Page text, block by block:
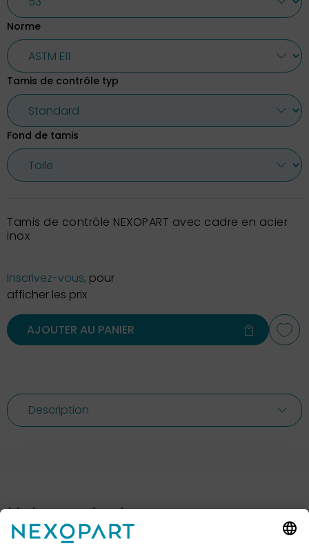
Norme
Tamis de contrôle typ
Fond de tamis
Tamis de contrôle NEXOPART avec cadre en acier
inox
Inscrivez-vous, pour
afficher les prix
AJOUTER AU PANIER
Description
Votre contact avec nous.
Avez-vous des questions ? Alors sil vous plaît